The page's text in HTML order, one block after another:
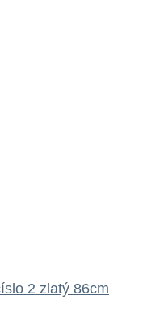
2 zlatý 86cm